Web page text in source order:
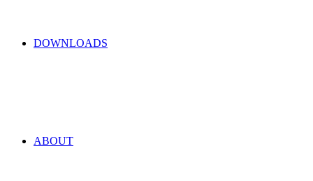
DOWNLOADS
ABOUT